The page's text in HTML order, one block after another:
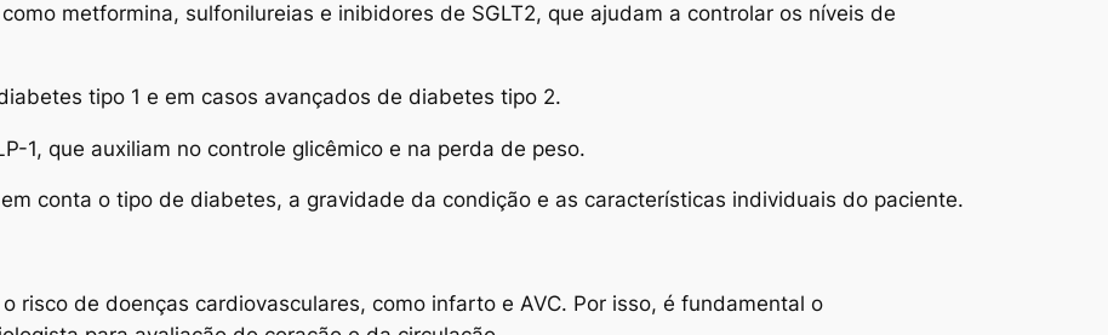
metformina, sulfonilureias e inibidores de SGLT2, que ajudam a controlar os níveis de
tipo 1 e em casos avançados de diabetes tipo 2.
1, que auxiliam no controle glicêmico e na perda de peso.
conta o tipo de diabetes, a gravidade da condição e as características individuais do paciente.
risco de doenças cardiovasculares, como infarto e AVC. Por isso, é fundamental o